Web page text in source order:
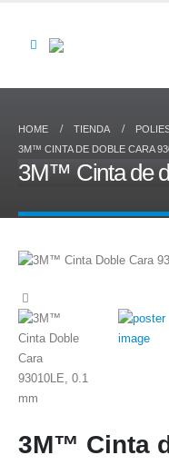
HOME TIENDA
3M™ CINTA DE DOBLE CARA
3M™ Cinta de
3M™ Cinta